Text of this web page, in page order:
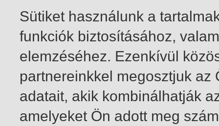
Sütiket használunk a
funkciók biztosításához,
elemzéséhez. Ezenkívül
partnereinkkel megosztjuk
adatait, akik kombinálhatják
amelyeket Ön adott meg